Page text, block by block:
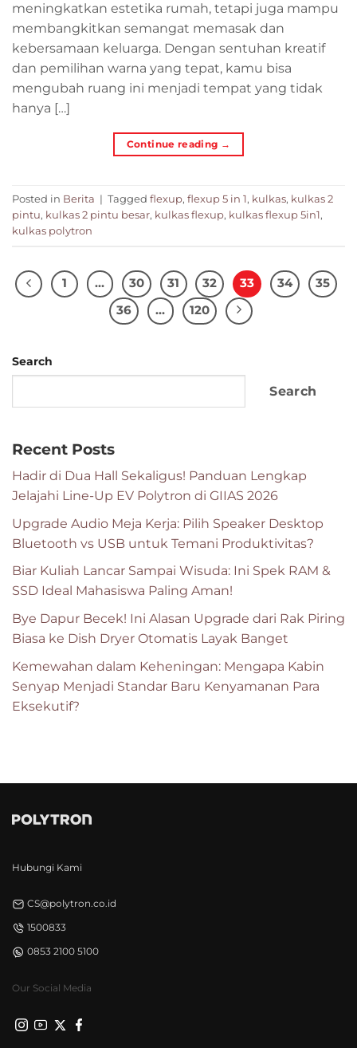
meningkatkan estetika rumah, tetapi juga mampu
membangkitkan semangat memasak dan
kebersamaan keluarga. Dengan sentuhan kreatif
dan pemilihan warna yang tepat, kamu bisa
mengubah ruang ini menjadi tempat yang tidak
hanya […]
Continue reading →
Posted in Berita | Tagged flexup, flexup 5 in 1, kulkas, kulkas 2
pintu, kulkas 2 pintu besar, kulkas flexup, kulkas flexup 5in1,
kulkas polytron
1 … 30 31 32 33 34
35
36
… 120
Search
Search
Recent Posts
Hadir di Dua Hall Sekaligus! Panduan Lengkap
Jelajahi Line-Up EV Polytron di GIIAS 2026
Upgrade Audio Meja Kerja: Pilih Speaker Desktop
Bluetooth vs USB untuk Temani Produktivitas?
Biar Kuliah Lancar Sampai Wisuda: Ini Spek RAM &
SSD Ideal Mahasiswa Paling Aman!
Bye Dapur Becek! Ini Alasan Upgrade dari Rak Piring
Biasa ke Dish Dryer Otomatis Layak Banget
Kemewahan dalam Keheningan: Mengapa Kabin
Senyap Menjadi Standar Baru Kenyamanan Para
Eksekutif?
Hubungi Kami
CS@polytron.co.id
1500833
0853 2100 5100
Our Social Media